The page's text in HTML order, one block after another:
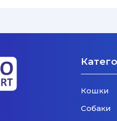
Кошки
Собаки